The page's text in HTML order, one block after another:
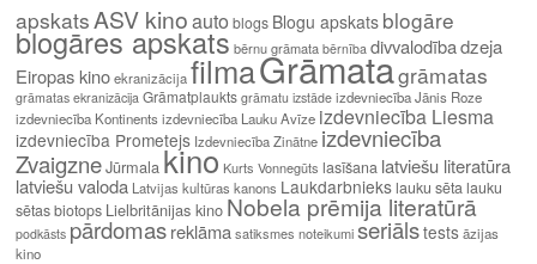
apskats ASV kinoauto blogs Blogu apskats blogāre
blogāres apskats bērnu grāmata bērnība divvalodībadzeja
Eiropas kino ekranizācija filmaGrāmatagrāmatas
grāmatas ekranizācija Grāmatplaukts grāmatu izstāde izdevniecība Jānis Roze
izdevniecība Kontinents izdevniecība Lauku Avīze izdevniecība Liesma
izdevniecība Prometejs Izdevniecība Zinātne izdevniecība
ZvaigzneJūrmala kino Kurts Vonnegūts lasīšana latviešu literatūra
latviešu valoda Latvijas kultūras kanons Laukdarbniekslauku sētalauku
sētas biotops Lielbritānijas kino Nobela prēmija literatūrā
podkāsts pārdomasreklāma satiksmes noteikumi seriālstests āzijas
kino